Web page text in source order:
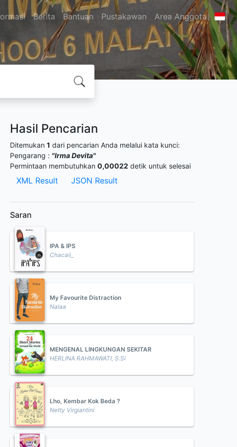
Berita Bantuan Pustakawan Area Anggota
Hasil Pencarian
Ditemukan 1 dari pencarian Anda melalui kata kunci:
Pengarang : "Irma Devita"
Permintaan membutuhkan 0,00022 detik untuk selesai
XML Result JSON Result
Saran
IPA & IPS
Chacaii_
My Favourite Distraction
Nalaa
MENGENAL LINGKUNGAN SEKITAR
HERLINA RAHMAWATI, S.Si
Lho, Kembar Kok Beda ?
Netty Virgiantini